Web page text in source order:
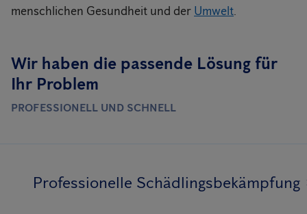
menschlichen Gesundheit und der Umwelt.
Wir haben die passende Lösung für
Ihr Problem
PROFESSIONELL UND SCHNELL
Professionelle Schädlingsbekämpfung